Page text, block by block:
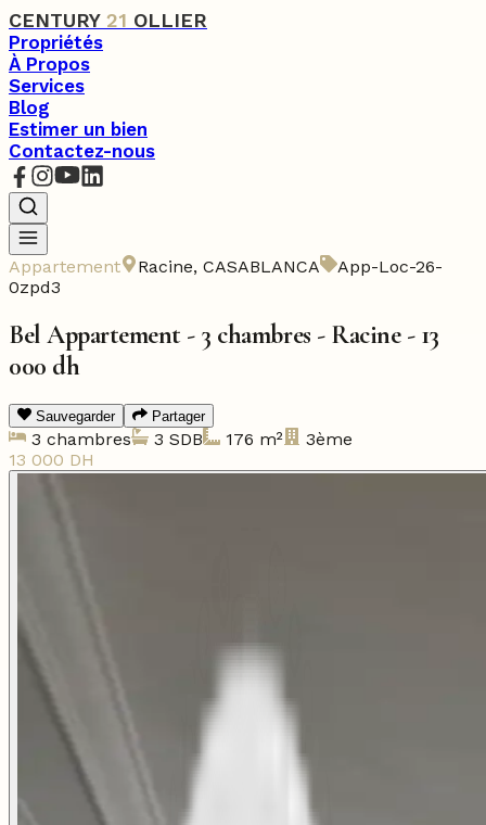
CENTURY 21 OLLIER
Propriétés
À Propos
Services
Blog
Estimer un bien
Contactez-nous
Appartement Racine, CASABLANCA
App-Loc-26-
0zpd3
Bel Appartement - 3 chambres - Racine - 13
000 dh
Sauvegarder Partager
3 chambres 3 SDB 176 m²
3ème
13 000 DH